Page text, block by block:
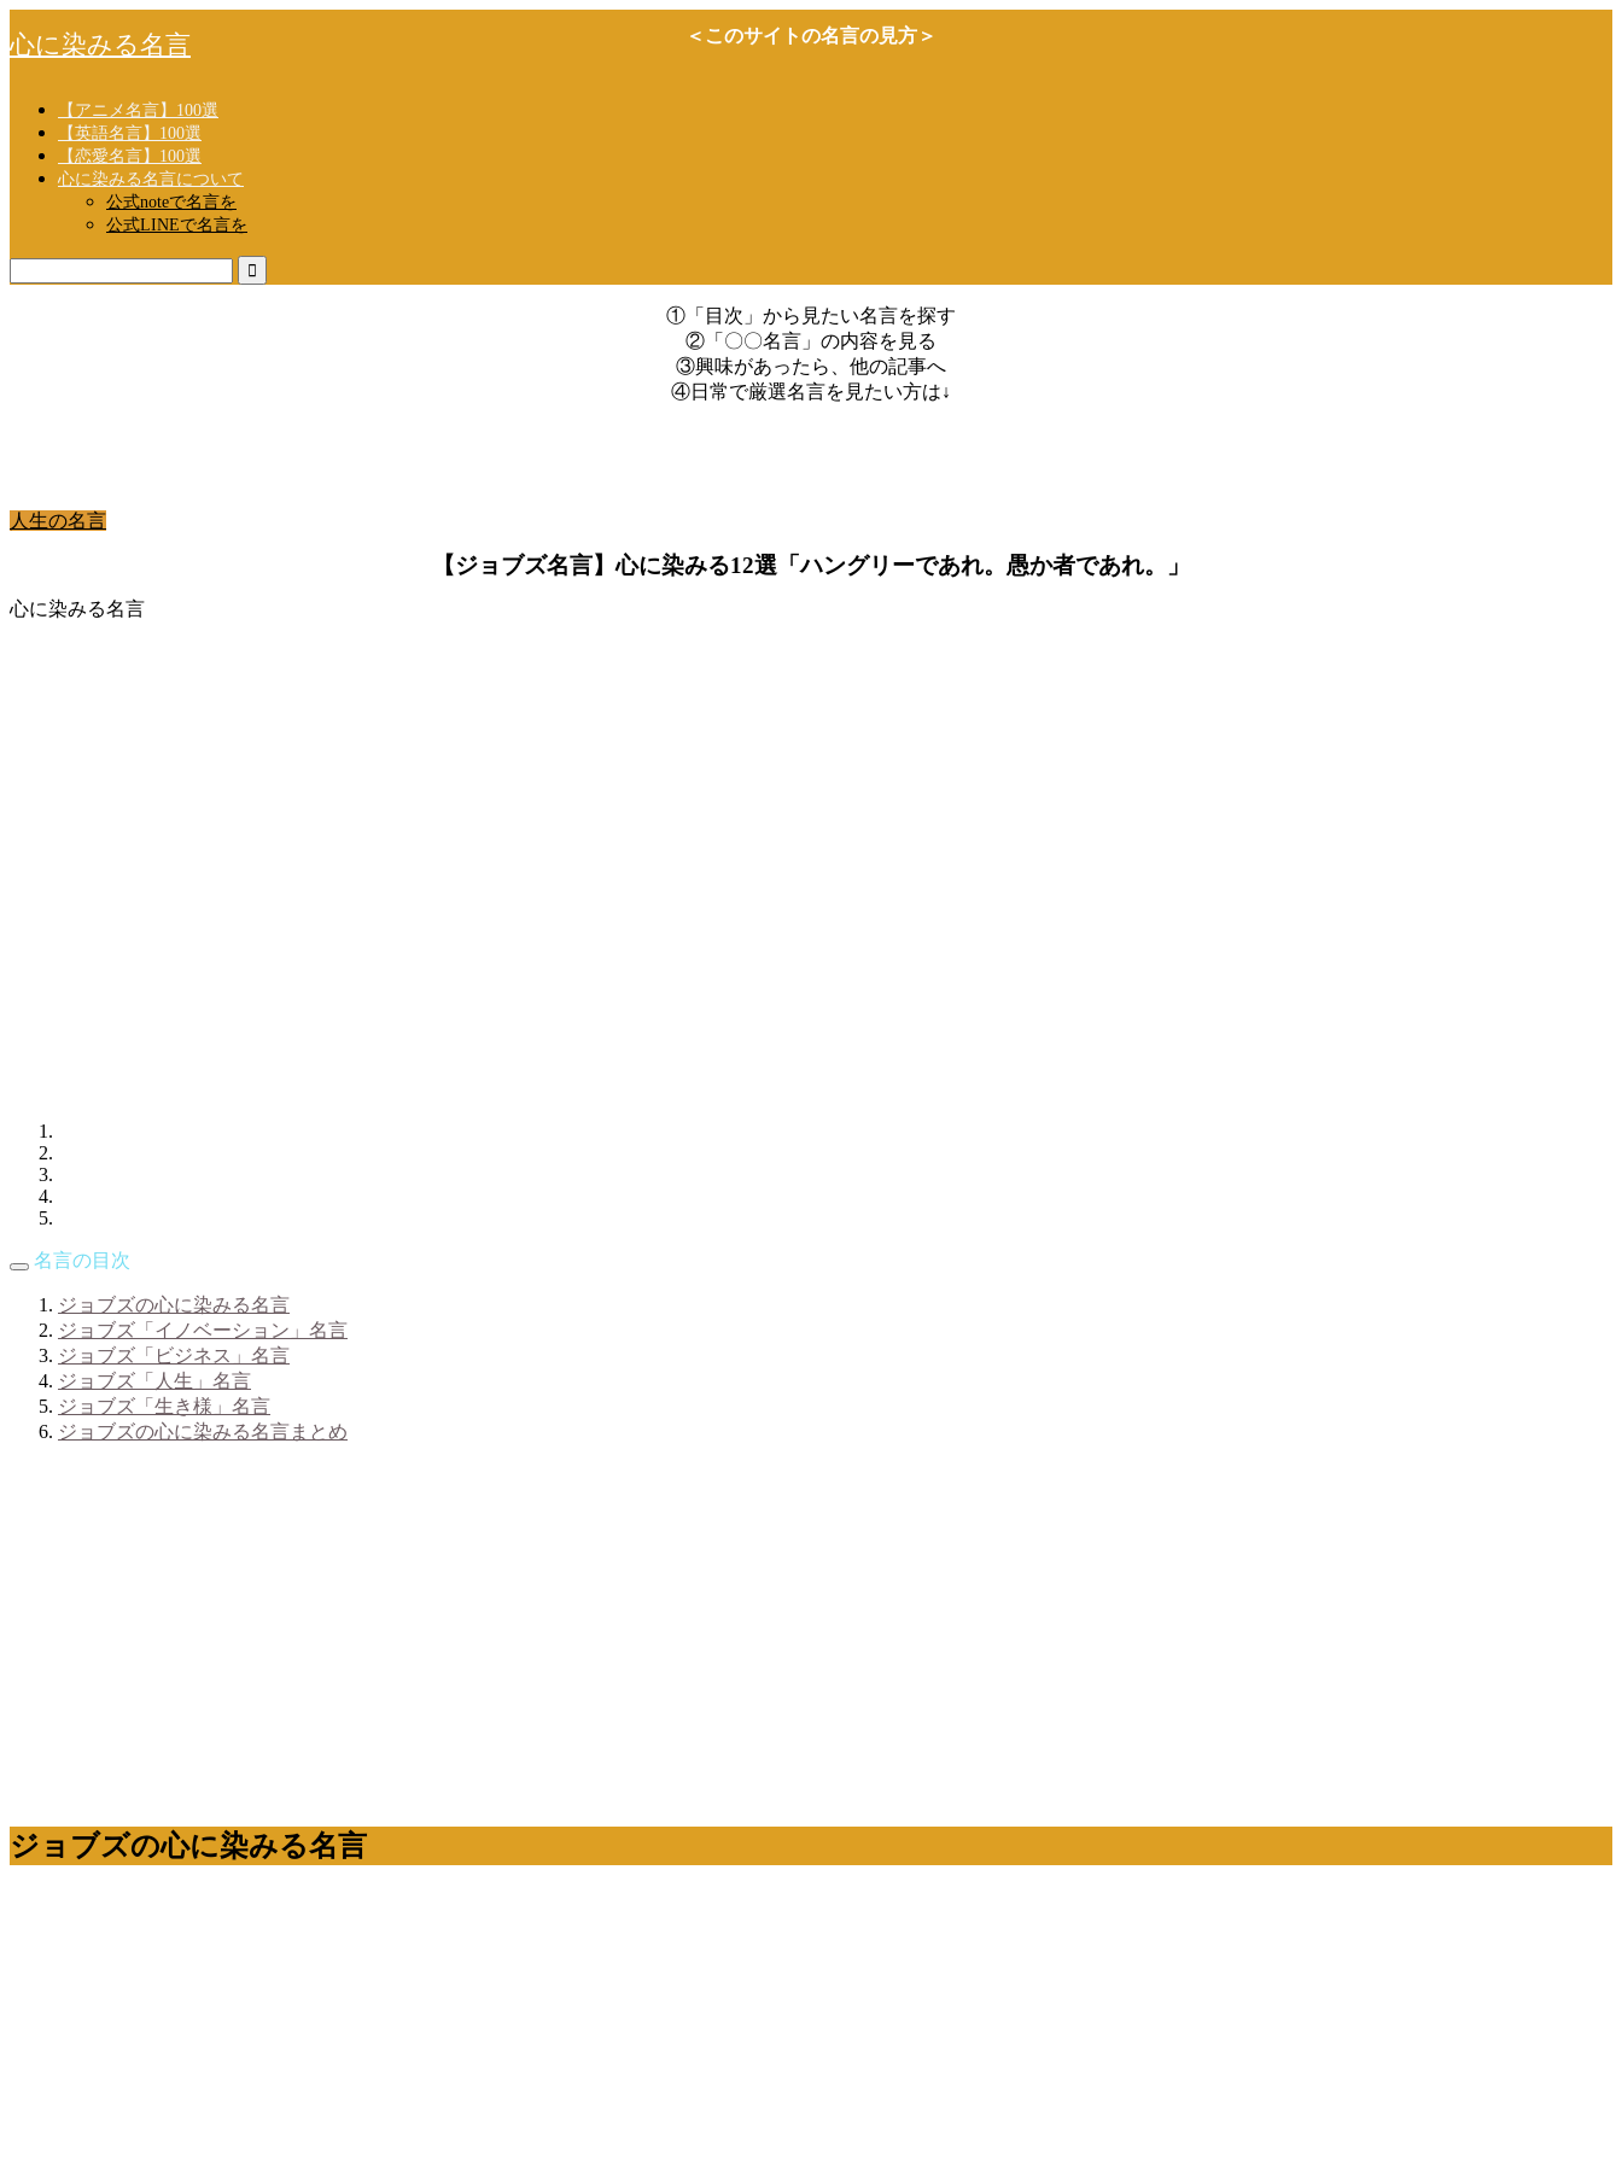
心に染みる名言
【アニメ名言】100選
【英語名言】100選
【恋愛名言】100選
心に染みる名言について
公式noteで名言を
公式LINEで名言を
＜このサイトの名言の見方＞
①「目次」から見たい名言を探す
②「〇〇名言」の内容を見る
③興味があったら、他の記事へ
④日常で厳選名言を見たい方は↓
人生の名言
【ジョブズ名言】心に染みる12選「ハングリーであれ。愚か者であれ。」
心に染みる名言
名言の目次
ジョブズの心に染みる名言
ジョブズ「イノベーション」名言
ジョブズ「ビジネス」名言
ジョブズ「人生」名言
ジョブズ「生き様」名言
ジョブズの心に染みる名言まとめ
ジョブズの心に染みる名言